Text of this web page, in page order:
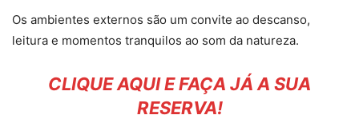
Os ambientes externos são um convite ao descanso,
leitura e momentos tranquilos ao som da natureza.
CLIQUE AQUI E FAÇA JÁ A SUA
RESERVA!